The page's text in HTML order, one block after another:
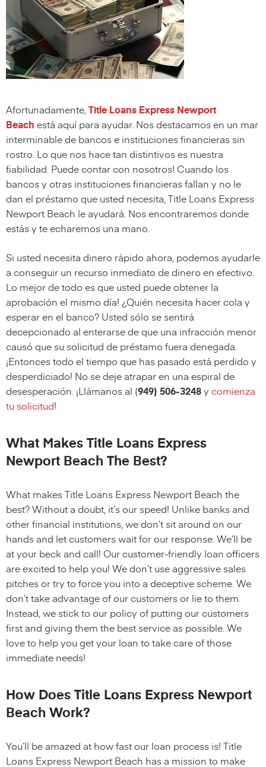
Afortunadamente, Title Loans Express Newport
Beach está aquí para ayudar. Nos destacamos en un mar
interminable de bancos e instituciones financieras sin
rostro. Lo que nos hace tan distintivos es nuestra
fiabilidad. Puede contar con nosotros! Cuando los
bancos y otras instituciones financieras fallan y no le
dan el préstamo que usted necesita, Title Loans Express
Newport Beach le ayudará. Nos encontraremos donde
estás y te echaremos una mano.
Si usted necesita dinero rápido ahora, podemos ayudarle
a conseguir un recurso inmediato de dinero en efectivo.
Lo mejor de todo es que usted puede obtener la
aprobación el mismo día! ¿Quién necesita hacer cola y
esperar en el banco? Usted sólo se sentirá
decepcionado al enterarse de que una infracción menor
causó que su solicitud de préstamo fuera denegada.
¡Entonces todo el tiempo que has pasado está perdido y
desperdiciado! No se deje atrapar en una espiral de
desesperación. ¡Llámanos al (949) 506-3248y comienza
tu solicitud!
What Makes Title Loans Express
Newport Beach The Best?
What makes Title Loans Express Newport Beach the
best? Without a doubt, it’s our speed! Unlike banks and
other financial institutions, we don’t sit around on our
hands and let customers wait for our response. We’ll be
at your beck and call! Our customer-friendly loan officers
are excited to help you! We don’t use aggressive sales
pitches or try to force you into a deceptive scheme. We
don’t take advantage of our customers or lie to them.
Instead, we stick to our policy of putting our customers
first and giving them the best service as possible. We
love to help you get your loan to take care of those
immediate needs!
How Does Title Loans Express Newport
Beach Work?
You’ll be amazed at how fast our loan process is! Title
Loans Express Newport Beach has a mission to make